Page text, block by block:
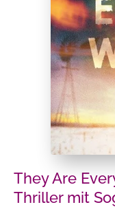
They Are
Thriller mit